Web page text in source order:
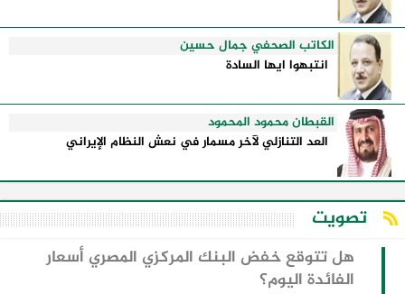
الكاتب الصحفي جمال حسين
انتبهوا ايها السادة
القبطان محمود المحمود
العد التنازلي لآخر مسمار في نعش النظام الإيراني
تصويت
هل تتوقع خفض البنك المركزي المصري أسعار
الفائدة اليوم؟